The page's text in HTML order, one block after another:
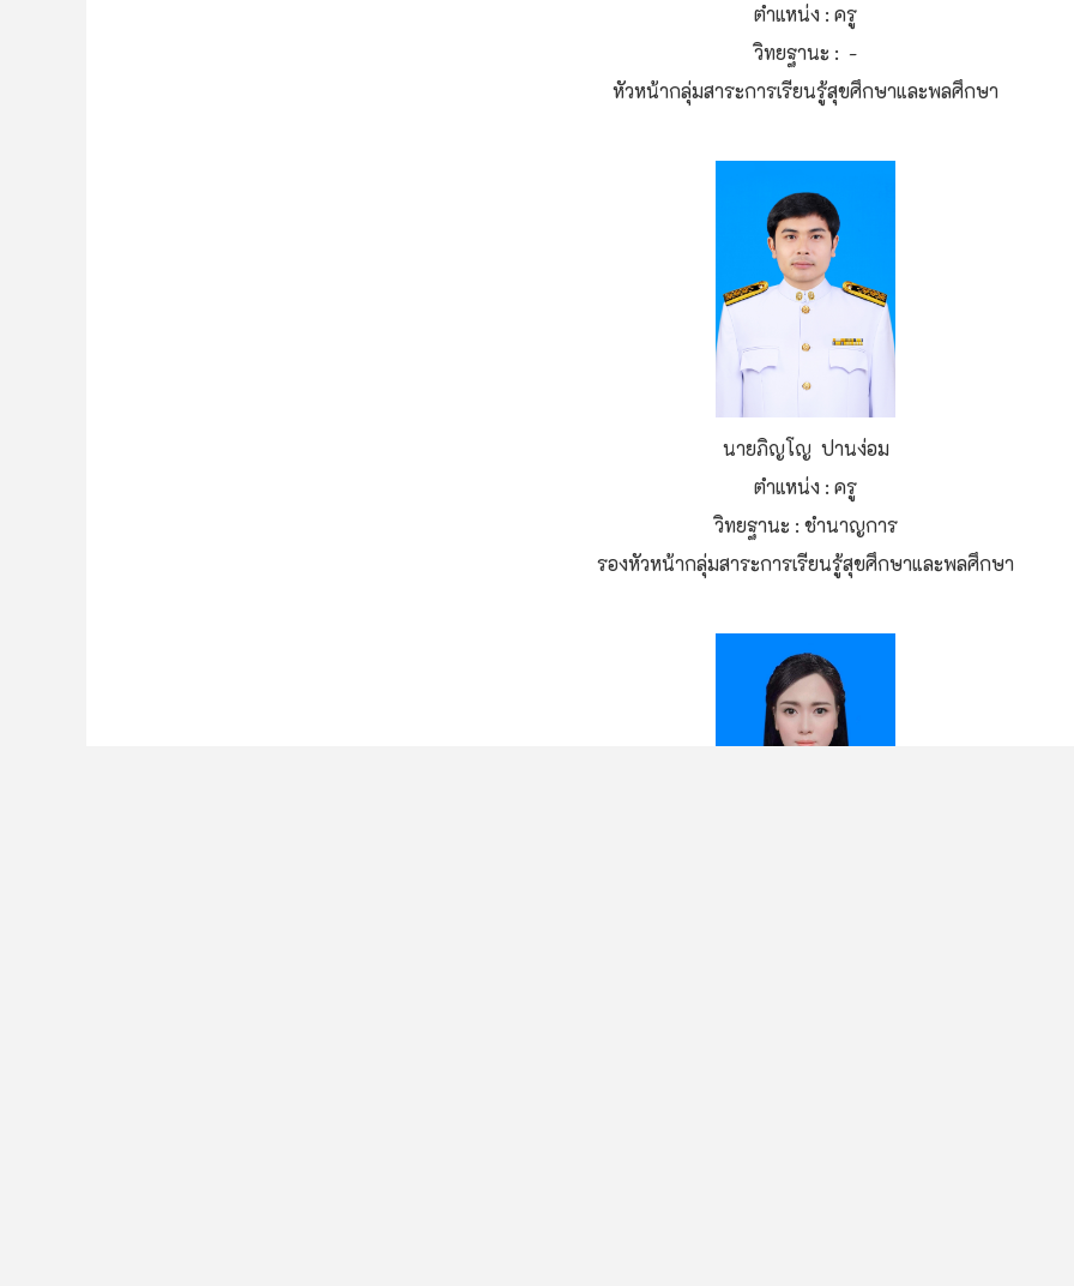
ตำแหน่ง : ครู
วิทยฐานะ : -
หัวหน้ากลุ่มสาระการเรียนรู้สุขศึกษาและพลศึกษา
นายภิญโญ ปานง่อม
ตำแหน่ง : ครู
วิทยฐานะ : ชำนาญการ
รองหัวหน้ากลุ่มสาระการเรียนรู้สุขศึกษาและพลศึกษา